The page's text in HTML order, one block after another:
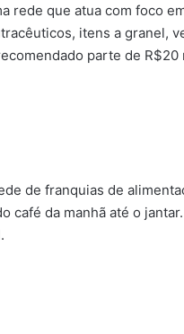
rede que atua com foco
itens a granel,
parte de R$20
de franquias de
café da manhã até o